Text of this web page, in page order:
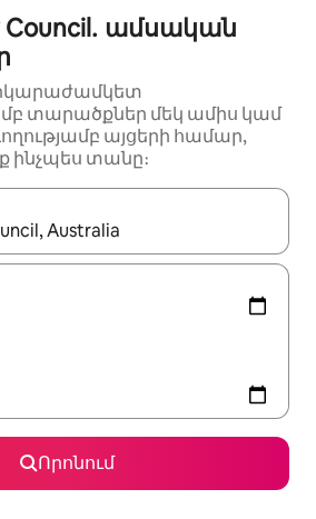
Council․ ամսական
տարածքներ մեկ ամիս կամ
այցերի համար,
ինչպես տանը։
հասանելի լինեն, սլաքների
Որոնում